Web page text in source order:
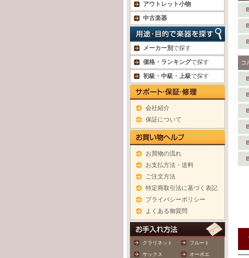
アウトレット小物
中古楽器
メーカー別で探す
価格・ランキングで探す
初級・中級・上級で探す
会社紹介
保証について
お買物の流れ
お支払方法・送料
ご注文方法
特定商取引法に基づく表記
プライバシーポリシー
よくある御質問
クラリネット フルート
サックス オーボエ
コ